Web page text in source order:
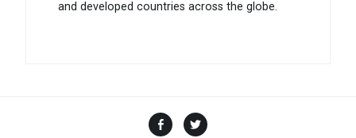
and developed countries across the globe.
Facebook